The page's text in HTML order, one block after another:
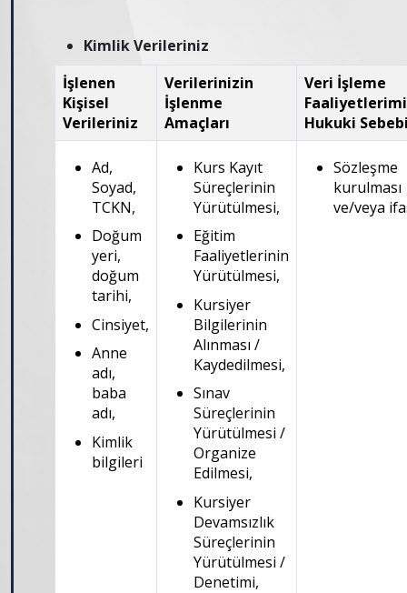
Kimlik Verileriniz
İşlenen
Kişisel
Verileriniz
Verilerinizin
İşlenme
Amaçları
Veri İşleme
Hukuki
Ad,
Soyad,
TCKN,
Doğum
yeri,
doğum
tarihi,
Cinsiyet,
Anne
adı,
baba
adı,
Kimlik
bilgileri
Kurs Kayıt
Süreçlerinin
Yürütülmesi,
Eğitim
Faaliyetlerinin
Yürütülmesi,
Kursiyer
Bilgilerinin
Alınması /
Kaydedilmesi,
Sınav
Süreçlerinin
Yürütülmesi /
Organize
Edilmesi,
Kursiyer
Devamsızlık
Süreçlerinin
Yürütülmesi /
Denetimi,
Sözleşme
kurulması
ve/veya